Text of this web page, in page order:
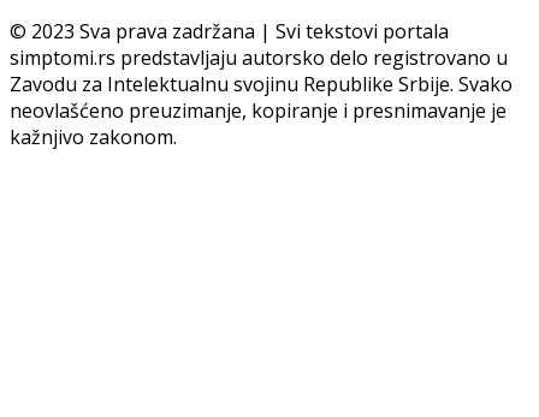
© 2023 Sva prava zadržana | Svi tekstovi portala
simptomi.rs predstavljaju autorsko delo registrovano u
Zavodu za Intelektualnu svojinu Republike Srbije. Svako
neovlašćeno preuzimanje, kopiranje i presnimavanje je
kažnjivo zakonom.